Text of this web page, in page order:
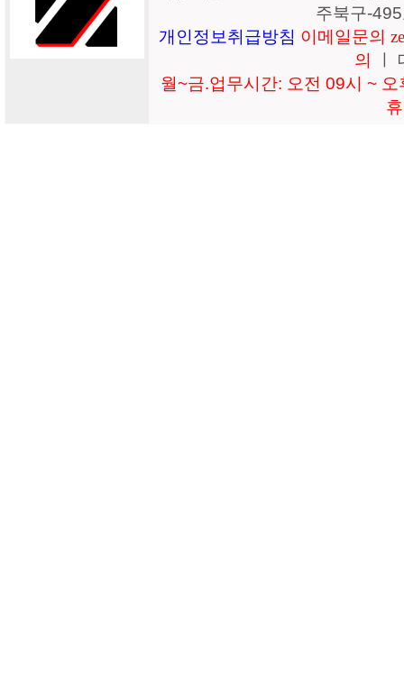
주북구-
개인정보취급방침 이메일문의
의
월~금.업무시간: 오전 09시 ~